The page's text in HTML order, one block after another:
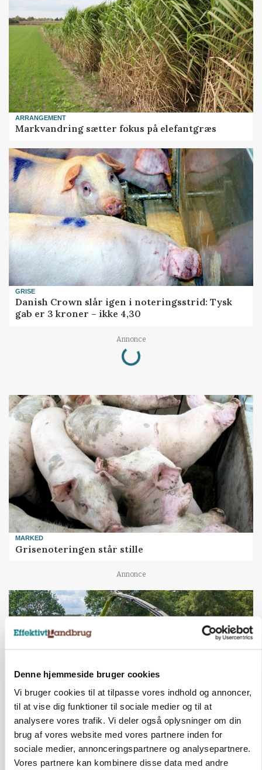
Denne hjemmeside bruger cookies
Vi bruger cookies til at tilpasse vores indhold og annoncer,
til at vise dig funktioner til sociale medier og til at
analysere vores trafik. Vi deler også oplysninger om din
brug af vores website med vores partnere inden for
sociale medier, annonceringspartnere og analysepartnere.
Vores partnere kan kombinere disse data med andre
ARRANGEMENT
Markvandring sætter fokus på elefantgræs
GRISE
Danish Crown slår igen i noteringsstrid: Tysk
gab er 3 kroner – ikke 4,30
Annonce
Loading...
MARKED
Grisenoteringen står stille
Annonce
MASKINER
Krone åbner XDisc for John Deere og New
Holland